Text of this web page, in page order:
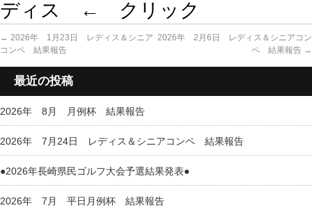
ディス ← クリック
← 2026年 1月23日 レディス＆シニア
コンペ 結果報告
2026年 2月6日 レディス＆シニアコン
ペ 結果報告 →
最近の投稿
2026年 8月 月例杯 結果報告
2026年 7月24日 レディス＆シニアコンペ 結果報告
●2026年長崎県民ゴルフ大会予選結果発表●
2026年 7月 平日月例杯 結果報告